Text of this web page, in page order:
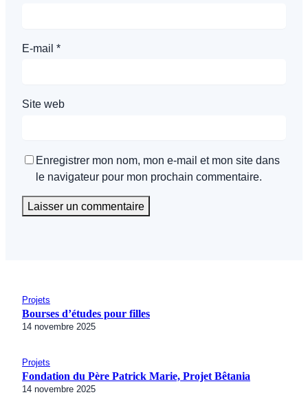
E-mail *
Site web
Enregistrer mon nom, mon e-mail et mon site dans
le navigateur pour mon prochain commentaire.
Projets
Bourses d’études pour filles
14 novembre 2025
Projets
Fondation du Père Patrick Marie, Projet Bêtania
14 novembre 2025